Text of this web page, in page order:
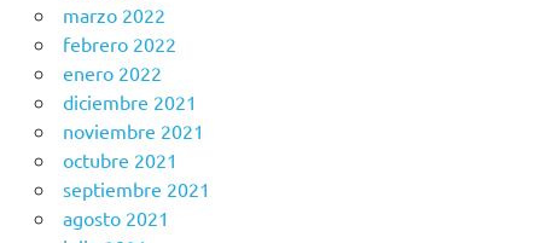
marzo 2022
febrero 2022
enero 2022
diciembre 2021
noviembre 2021
octubre 2021
septiembre 2021
agosto 2021